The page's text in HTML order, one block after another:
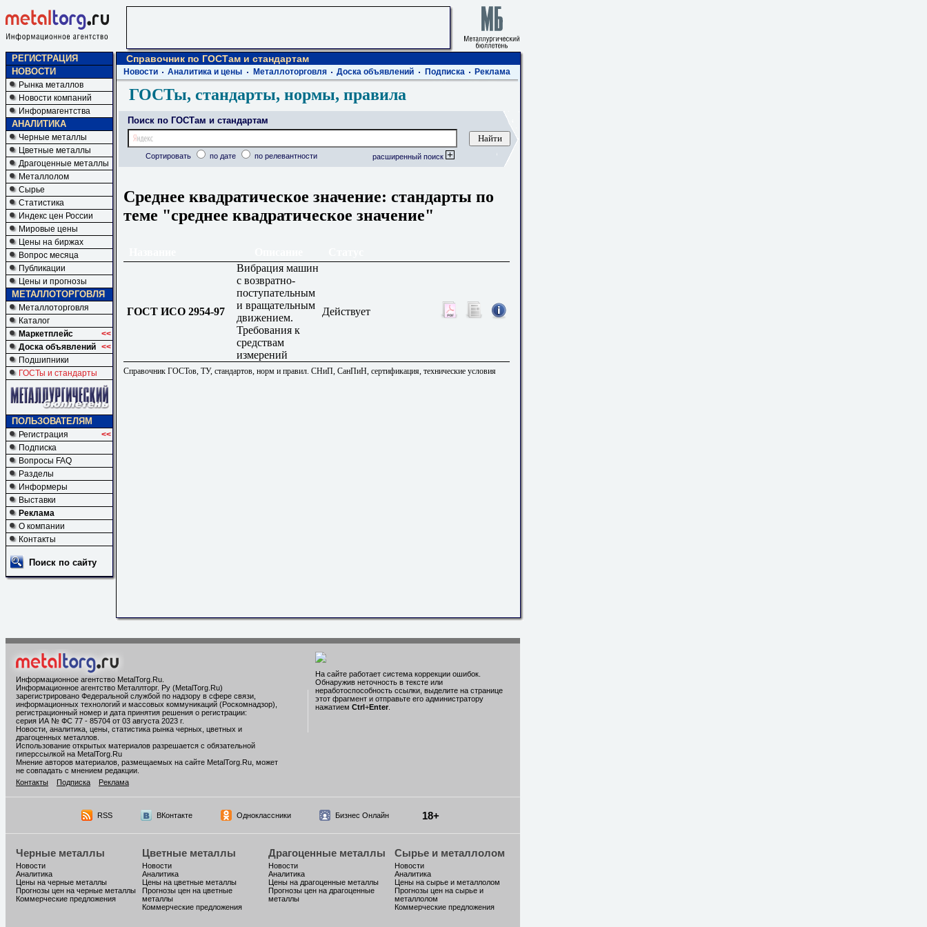
РЕГИСТРАЦИЯ
НОВОСТИ
Рынка металлов
Новости компаний
Информагентства
АНАЛИТИКА
Черные металлы
Цветные металлы
Драгоценные металлы
Металлолом
Сырье
Статистика
Индекс цен России
Мировые цены
Цены на биржах
Вопрос месяца
Публикации
Цены и прогнозы
МЕТАЛЛОТОРГОВЛЯ
Металлоторговля
Каталог
Маркетплейс
<<
Доска объявлений <<
Подшипники
ГОСТы и стандарты
ПОЛЬЗОВАТЕЛЯМ
Регистрация
<<
Подписка
Вопросы FAQ
Разделы
Информеры
Выставки
Реклама
О компании
Контакты
Поиск по сайту
Справочник по ГОСТам и стандартам
Новости Аналитика и цены Металлоторговля Доска объявлений Подписка Реклама
ГОСТы, стандарты, нормы, правила
Поиск по ГОСТам и стандартам
Сортировать по дате по релевантности расширенный поиск
Среднее квадратическое значение: стандарты по
теме "среднее квадратическое значение"
ГОСТ ИСО 2954-97
Вибрация машин
с возвратно-
поступательным
и вращательным
движением.
Требования к
средствам
измерений
Действует
Справочник ГОСТов, ТУ, стандартов, норм и правил. СНиП, СанПиН, сертификация, технические условия
Информационное агентство MetalTorg.Ru
Информационное агентство Металлторг. Ру (MetalTorg.Ru)
зарегистрировано Федеральной службой по надзору в сфере связи,
информационных технологий и массовых коммуникаций (Роскомнадзор),
регистрационный номер и дата принятия решения о регистрации:
серия ИА № ФС 77 - 85704 от 03 августа 2023 г.
Новости, аналитика, цены, статистика рынка черных, цветных и
драгоценных металлов.
Использование открытых материалов разрешается с обязательной
гиперссылкой на MetalTorg.Ru
Мнение авторов материалов, размещаемых на сайте MetalTorg.Ru, может
не совпадать с мнением редакции.
Контакты
Подписка Реклама
На сайте работает система коррекции ошибок.
Обнаружив неточность в тексте или
неработоспособность ссылки, выделите на странице
этот фрагмент и отправьте его администратору
нажатием Ctrl+Enter
RSS ВКонтакте Одноклассники Бизнес Онлайн 18+
Черные металлы
Новости
Аналитика
Цены на черные металлы
Прогнозы цен на черные металлы
Коммерческие предложения
Цветные металлы
Новости
Аналитика
Цены на цветные металлы
Прогнозы цен на цветные
металлы
Коммерческие предложения
Драгоценные металлы
Новости
Аналитика
Цены на драгоценные металлы
Прогнозы цен на драгоценные
металлы
Сырье и металлолом
Новости
Аналитика
Цены на сырье и металлолом
Прогнозы цен на сырье и
металлолом
Коммерческие предложения